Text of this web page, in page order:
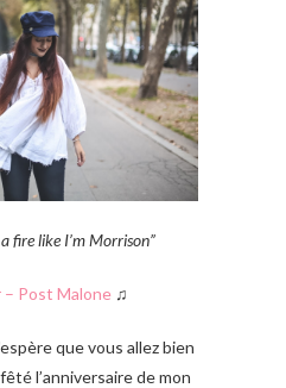
fire like I’m Morrison”
– Post Malone♫
que vous allez bien
l’anniversaire de mon